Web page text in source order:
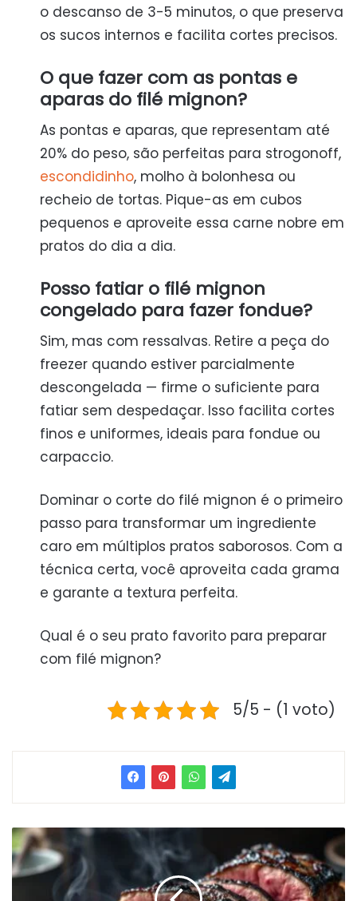
o descanso de 3-5 minutos, o que preserva
os sucos internos e facilita cortes precisos.
O que fazer com as pontas e
aparas do filé mignon?
As pontas e aparas, que representam até
20% do peso, são perfeitas para strogonoff,
escondidinho, molho à bolonhesa ou
recheio de tortas. Pique-as em cubos
pequenos e aproveite essa carne nobre em
pratos do dia a dia.
Posso fatiar o filé mignon
congelado para fazer fondue?
Sim, mas com ressalvas. Retire a peça do
freezer quando estiver parcialmente
descongelada — firme o suficiente para
fatiar sem despedaçar. Isso facilita cortes
finos e uniformes, ideais para fondue ou
carpaccio.
Dominar o corte do filé mignon é o primeiro
passo para transformar um ingrediente
caro em múltiplos pratos saborosos. Com a
técnica certa, você aproveita cada grama
e garante a textura perfeita.
Qual é o seu prato favorito para preparar
com filé mignon?
5/5 - (1 voto)
Carne
De
Segunda
Para
Churrasco: